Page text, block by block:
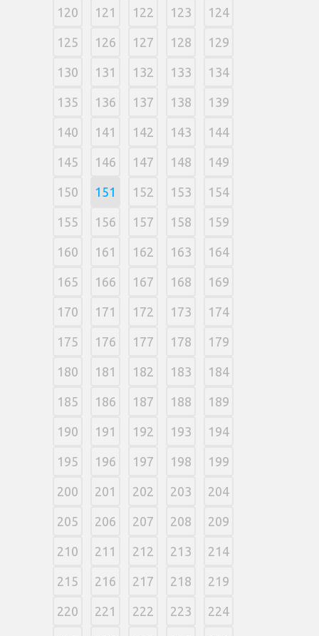
120 121 122 123 124
125 126 127 128 129
130 131 132 133 134
135 136 137 138 139
140 141 142 143 144
145 146 147 148 149
150 151 152 153 154
155 156 157 158 159
160 161 162 163 164
165 166 167 168 169
170 171 172 173 174
175 176 177 178 179
180 181 182 183 184
185 186 187 188 189
190 191 192 193 194
195 196 197 198 199
200 201 202 203 204
205 206 207 208 209
210 211 212 213 214
215 216 217 218 219
220 221 222 223 224